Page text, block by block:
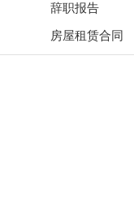
辞职报告
房屋租赁合同